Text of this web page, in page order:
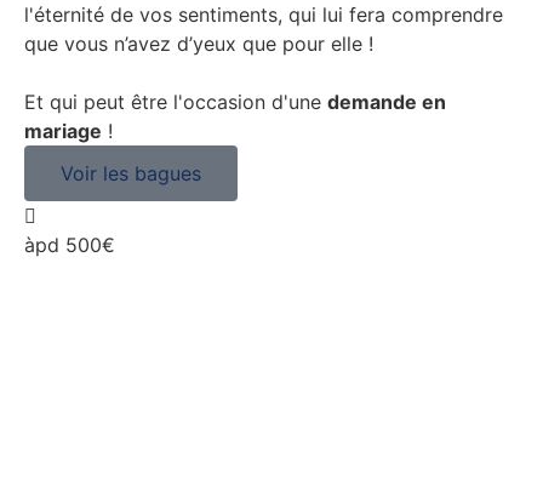
l'éternité de vos sentiments, qui lui fera comprendre
que vous n’avez d’yeux que pour elle !
Et qui peut être l'occasion d'une demande en
mariage !
Voir les bagues
àpd 500€